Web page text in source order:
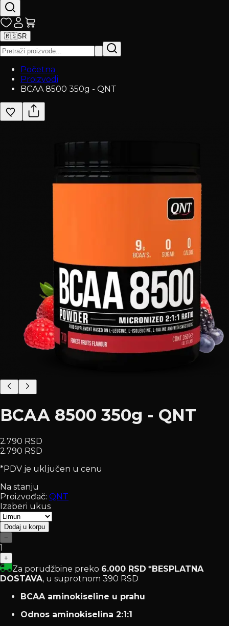
🇷🇸SR
Početna
Proizvodi
BCAA 8500 350g - QNT
BCAA 8500 350g - QNT
2.790 RSD
2.790 RSD
*PDV je uključen u cenu
Na stanju
Proizvođač: QNT
Izaberi ukus
Dodaj u korpu
−
1
+
Za porudžbine preko 6.000 RSD *BESPLATNA
DOSTAVA, u suprotnom 390 RSD
BCAA aminokiseline u prahu
Odnos aminokiselina 2:1:1